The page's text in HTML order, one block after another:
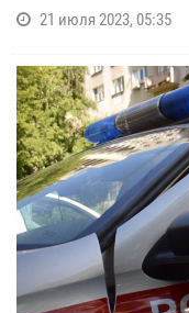
21 июля 2023, 05:35